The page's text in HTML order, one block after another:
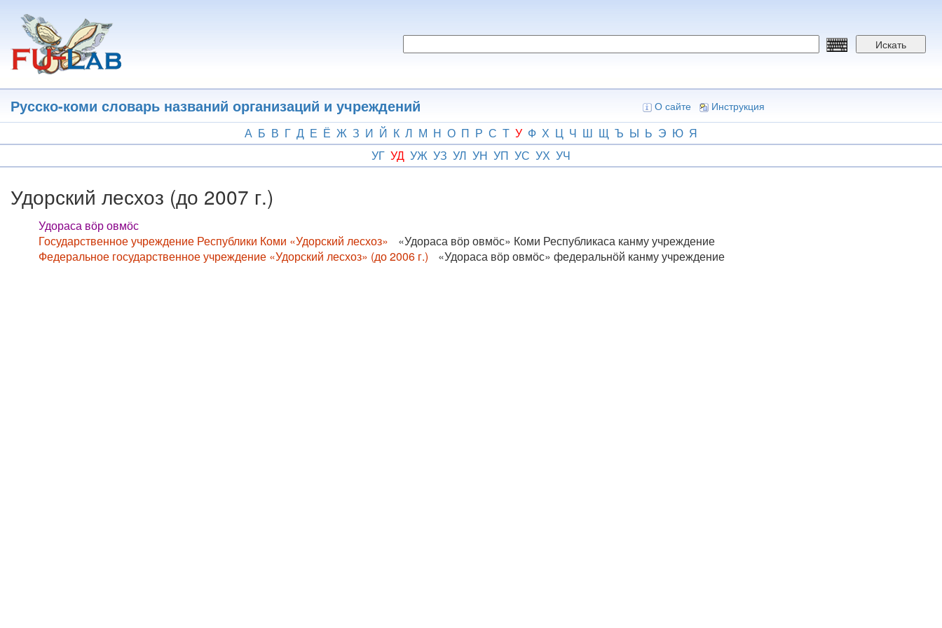
основному
содержанию
Искать
Русско-коми словарь названий организаций и учреждений О сайте Инструкция
А Б В Г Д Е Ё Ж З И Й К Л М Н О П Р С Т У Ф Х Ц Ч Ш Щ Ъ Ы Ь Э Ю Я
УГ УД УЖ УЗ УЛ УН УП УС УХ УЧ
Удорский лесхоз (до 2007 г.)
Удораса вӧр овмӧс
Государственное учреждение Республики Коми «Удорский лесхоз»
«Удораса вӧр овмӧс» Коми Республикаса канму учреждение
Федеральное государственное учреждение «Удорский лесхоз» (до 2006 г.)
«Удораса вӧр овмӧс» федеральнӧй канму учреждение